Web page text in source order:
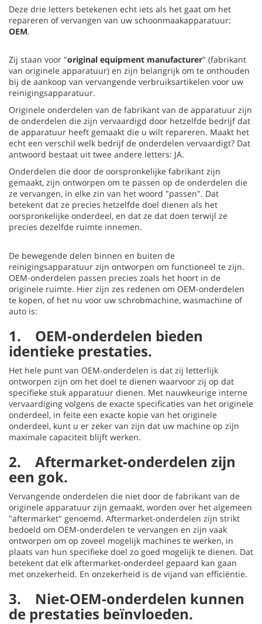
Deze drie letters betekenen echt iets als het gaat om het
repareren of vervangen van uw schoonmaakapparatuur:
OEM.
Zij staan voor "original equipment manufacturer" (fabrikant
van originele apparatuur) en zijn belangrijk om te onthouden
bij de aankoop van vervangende verbruiksartikelen voor uw
reinigingsapparatuur.
Originele onderdelen van de fabrikant van de apparatuur zijn
de onderdelen die zijn vervaardigd door hetzelfde bedrijf dat
de apparatuur heeft gemaakt die u wilt repareren. Maakt het
echt een verschil welk bedrijf de onderdelen vervaardigt? Dat
antwoord bestaat uit twee andere letters: JA.
Onderdelen die door de oorspronkelijke fabrikant zijn
gemaakt, zijn ontworpen om te passen op de onderdelen die
ze vervangen, in elke zin van het woord "passen". Dat
betekent dat ze precies hetzelfde doel dienen als het
oorspronkelijke onderdeel, en dat ze dat doen terwijl ze
precies dezelfde ruimte innemen.
De bewegende delen binnen en buiten de
reinigingsapparatuur zijn ontworpen om functioneel te zijn.
OEM-onderdelen passen precies zoals het hoort in de
originele ruimte. Hier zijn zes redenen om OEM-onderdelen
te kopen, of het nu voor uw schrobmachine, wasmachine of
auto is:
1. OEM-onderdelen bieden
identieke prestaties.
Het hele punt van OEM-onderdelen is dat zij letterlijk
ontworpen zijn om het doel te dienen waarvoor zij op dat
specifieke stuk apparatuur dienen. Met nauwkeurige interne
vervaardiging volgens de exacte specificaties van het originele
onderdeel, in feite een exacte kopie van het originele
onderdeel, kunt u er zeker van zijn dat uw machine op zijn
maximale capaciteit blijft werken.
2. Aftermarket-onderdelen zijn
een gok.
Vervangende onderdelen die niet door de fabrikant van de
originele apparatuur zijn gemaakt, worden over het algemeen
"aftermarket" genoemd. Aftermarket-onderdelen zijn strikt
bedoeld om OEM-onderdelen te vervangen en zijn vaak
ontworpen om op zoveel mogelijk machines te werken, in
plaats van hun specifieke doel zo goed mogelijk te dienen. Dat
betekent dat elk aftermarket-onderdeel gepaard kan gaan
met onzekerheid. En onzekerheid is de vijand van efficiëntie.
3. Niet-OEM-onderdelen kunnen
de prestaties beïnvloeden.